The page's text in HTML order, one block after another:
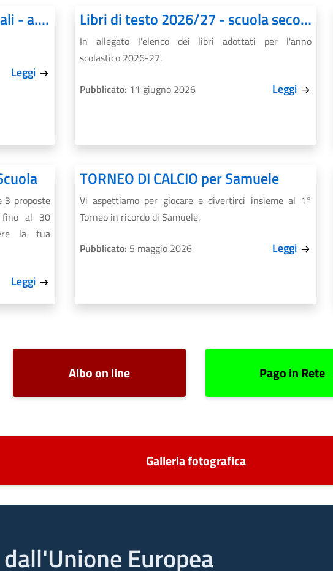
Adozione cedole librarie digitali - a.s. 2026/27
Leggi
Libri di testo 2026/27 - scuola secondaria Aldo Moro
In allegato l'elenco dei libri adottati per l'anno
scolastico 2026-27.
Pubblicato: 11 giugno 2026 Leggi
3 proposte
fino al 30
la tua
Leggi
TORNEO DI CALCIO per Samuele
Vi aspettiamo per giocare e divertirci insieme al 1°
Torneo in ricordo di Samuele.
Pubblicato: 5 maggio 2026 Leggi
Albo on line Pago in Rete
Galleria fotografica
Europea